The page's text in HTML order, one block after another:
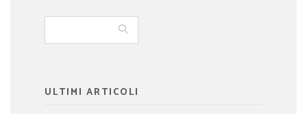
ULTIMI ARTICOLI